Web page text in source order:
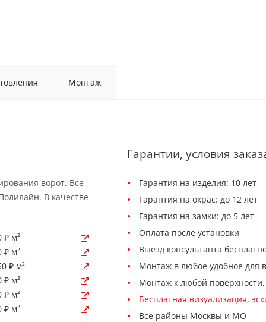
Монтаж
ворот. Все
В качестве
₽ м²
₽ м²
₽ м²
₽ м²
₽ м²
₽ м²
Гарантии, условия
Гарантия на изделия: 10 лет
Гарантия на окрас: до 12 лет
Гарантия на замки: до 5 лет
Оплата после установки
Выезд консультанта
Монтаж в любое удобное для
Монтаж к любой
Бесплатная визуализация,
Все районы Москвы и МО